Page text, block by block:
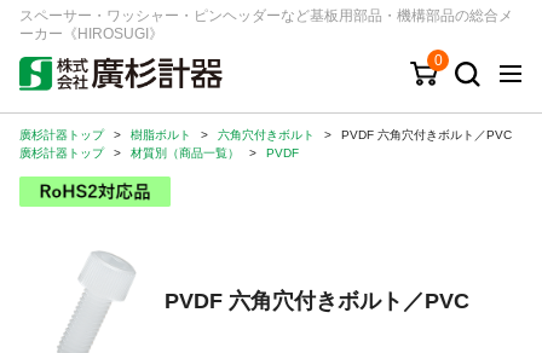
スペーサー・ワッシャー・ピンヘッダーなど基板用部品・機構部品の総合メ
ーカー《HIROSUGI》
0
キーワード 品番/シリーズ
商品カテゴリから探す
ジャンルから探す
シリーズから探す
廣杉計器トップ > 樹脂ボルト > 六角穴付きボルト >
PVDF 六角穴付きボルト／PVC
廣杉計器トップ
> 材質別（商品一覧） > PVDF
PVDF 六角穴付きボルト／PVC